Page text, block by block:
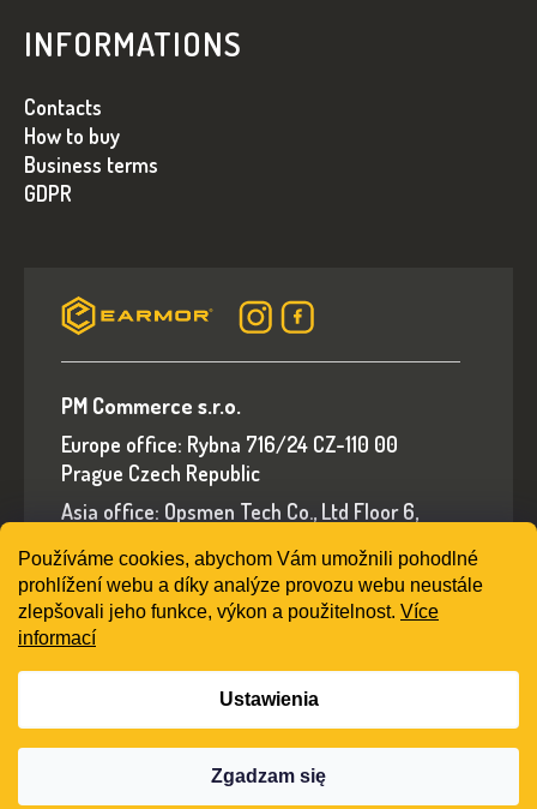
Používáme cookies, abychom Vám umožnili pohodlné
prohlížení webu a díky analýze provozu webu neustále
zlepšovali jeho funkce, výkon a použitelnost. Více
informací
Ustawienia
Zgadzam się
INFORMATIONS
Contacts
How to buy
Business terms
GDPR
PM Commerce s.r.o.
Europe office: Rybna 716/24 CZ-110 00
Prague Czech Republic
Asia office: Opsmen Tech Co., Ltd Floor 6,
Guangzhou, Guangdong Province, China
E-mail: sales@earmorshop.com
Opracował Shoptet
earmorshop.com